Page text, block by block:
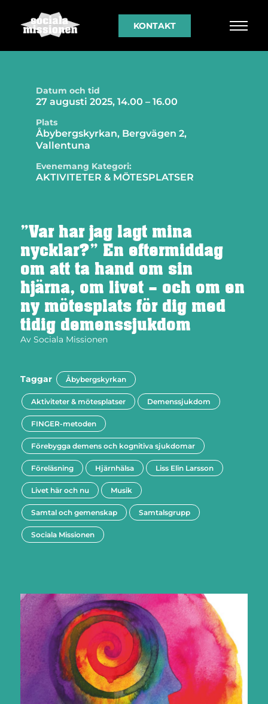
KONTAKT
Datum och tid
27 augusti 2025, 14.00 – 16.00
Plats
Åbybergskyrkan, Bergvägen 2,
Vallentuna
Evenemang Kategori:
AKTIVITETER & MÖTESPLATSER
”Var har jag lagt mina
nycklar?” En eftermiddag
om att ta hand om sin
hjärna, om livet – och om en
ny mötesplats för dig med
tidig demenssjukdom
Av Sociala Missionen
Taggar Åbybergskyrkan
Aktiviteter & mötesplatser Demenssjukdom
FINGER-metoden
Förebygga demens och kognitiva sjukdomar
Föreläsning Hjärnhälsa Liss Elin Larsson
Livet här och nu Musik
Samtal och gemenskap Samtalsgrupp
Sociala Missionen